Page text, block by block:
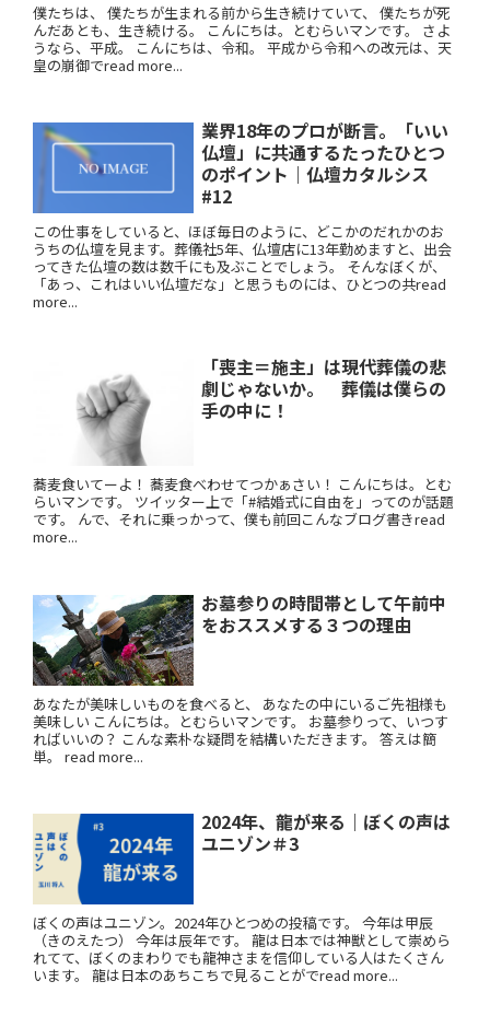
僕たちは、 僕たちが生まれる前から生き続けていて、 僕たちが死
んだあとも、生き続ける。 こんにちは。とむらいマンです。 さよ
うなら、平成。 こんにちは、令和。 平成から令和への改元は、天
皇の崩御でread more...
業界18年のプロが断言。「いい
仏壇」に共通するたったひとつ
のポイント｜仏壇カタルシス
#12
この仕事をしていると、ほぼ毎日のように、どこかのだれかのお
うちの仏壇を見ます。葬儀社5年、仏壇店に13年勤めますと、出会
ってきた仏壇の数は数千にも及ぶことでしょう。 そんなぼくが、
「あっ、これはいい仏壇だな」と思うものには、ひとつの共read
more...
「喪主＝施主」は現代葬儀の悲
劇じゃないか。 葬儀は僕らの
手の中に！
蕎麦食いてーよ！ 蕎麦食べわせてつかぁさい！ こんにちは。とむ
らいマンです。 ツイッター上で「#結婚式に自由を」ってのが話題
です。 んで、それに乗っかって、僕も前回こんなブログ書きread
more...
お墓参りの時間帯として午前中
をおススメする３つの理由
あなたが美味しいものを食べると、 あなたの中にいるご先祖様も
美味しい こんにちは。とむらいマンです。 お墓参りって、いつす
ればいいの？ こんな素朴な疑問を結構いただきます。 答えは簡
単。 read more...
2024年、龍が来る｜ぼくの声は
ユニゾン＃3
ぼくの声はユニゾン。2024年ひとつめの投稿です。 今年は甲辰
（きのえたつ） 今年は辰年です。 龍は日本では神獣として崇めら
れてて、ぼくのまわりでも龍神さまを信仰している人はたくさん
います。 龍は日本のあちこちで見ることがでread more...